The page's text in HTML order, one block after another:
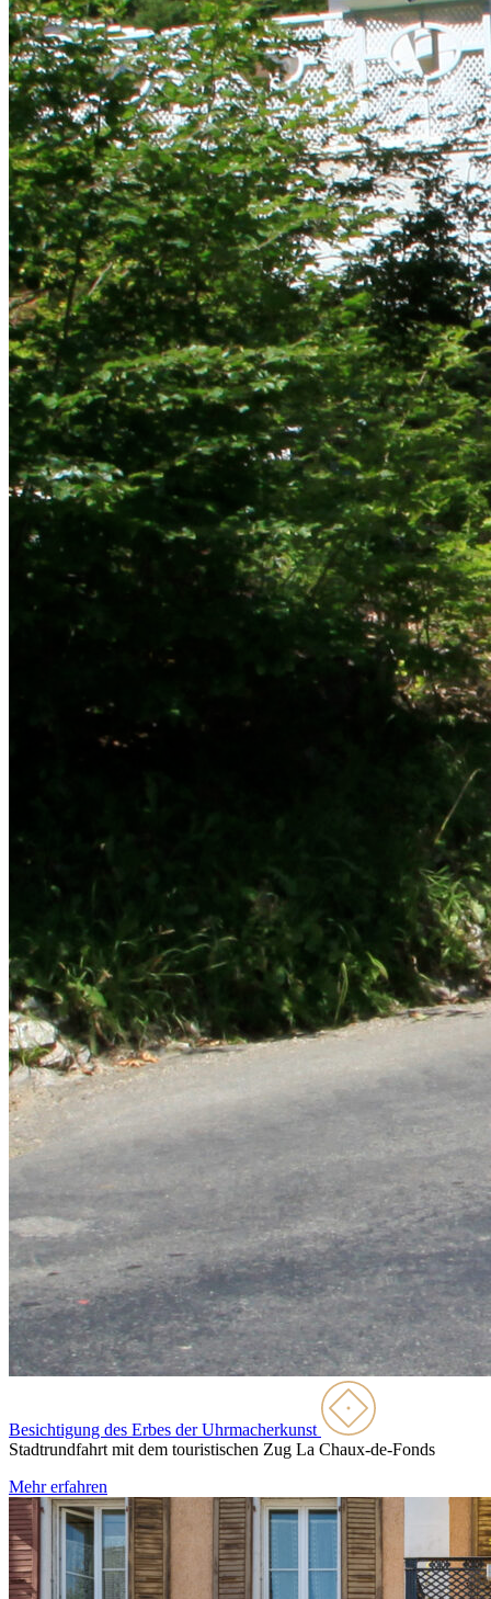
Besichtigung des Erbes der Uhrmacherkunst
Stadtrundfahrt mit dem touristischen Zug La Chaux-de-Fonds
Mehr erfahren